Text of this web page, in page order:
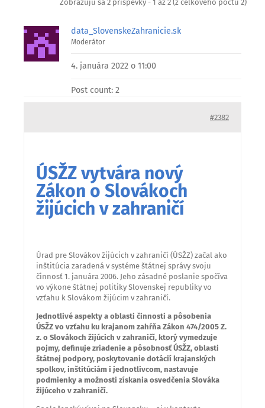
Zobrazujú sa 2 príspevky - 1 až 2 (z celkového počtu 2)
data_SlovenskeZahranicie.sk
Moderátor
4. januára 2022 o 11:00
Post count: 2
#2382
ÚSŽZ vytvára nový
Zákon o Slovákoch
žijúcich v zahraničí
Úrad pre Slovákov žijúcich v zahraničí (ÚSŽZ) začal ako
inštitúcia zaradená v systéme štátnej správy svoju
činnosť 1. januára 2006. Jeho zásadné poslanie spočíva
vo výkone štátnej politiky Slovenskej republiky vo
vzťahu k Slovákom žijúcim v zahraničí.
Jednotlivé aspekty a oblasti činnosti a pôsobenia
ÚSŽZ vo vzťahu ku krajanom zahŕňa Zákon 474/2005 Z.
z. o Slovákoch žijúcich v zahraničí, ktorý vymedzuje
pojmy, definuje zriadenie a pôsobnosť ÚSŽZ, oblasti
štátnej podpory, poskytovanie dotácií krajanských
spolkov, inštitúciám i jednotlivcom, nastavuje
podmienky a možnosti získania osvedčenia Slováka
žijúceho v zahraničí.